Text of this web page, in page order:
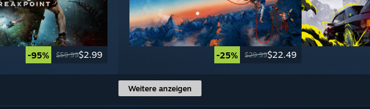
-95% $59.99$2.99 -25% $29.99$22.49
Weitere anzeigen